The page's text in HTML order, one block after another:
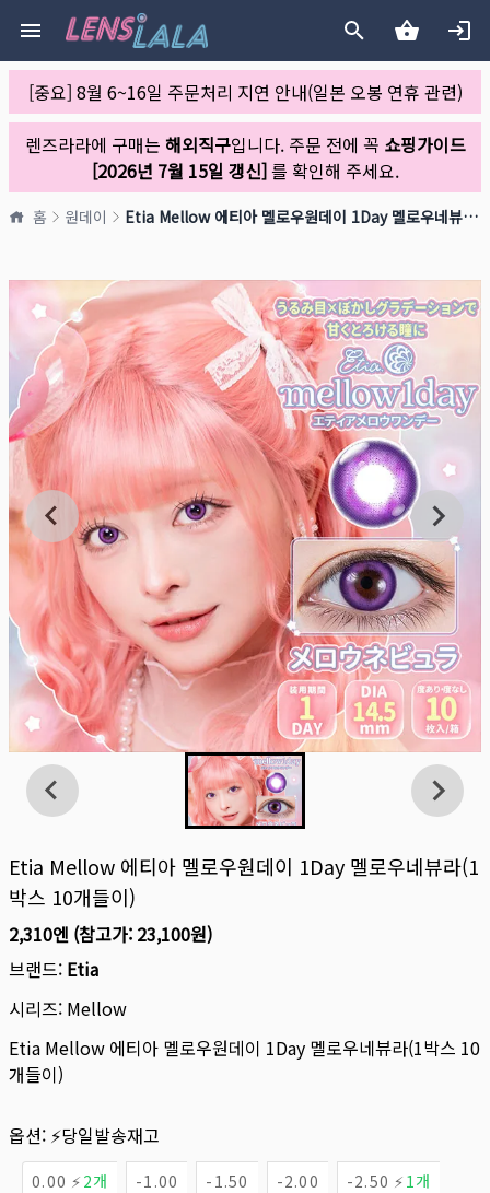
[중요] 8월 6~16일 주문처리 지연 안내(일본 오봉 연휴 관련)
렌즈라라에 구매는 해외직구입니다. 주문 전에 꼭 쇼핑가이드
[2026년 7월 15일 갱신]를 확인해 주세요.
홈 원데이 Etia Mellow 에티아 멜로우원데이 1Day 멜로우네뷰라(1박스 10개들이)
Etia Mellow 에티아 멜로우원데이 1Day 멜로우네뷰라(1
박스 10개들이)
2,310엔 (참고가: 23,100원)
브랜드: Etia
시리즈: Mellow
Etia Mellow 에티아 멜로우원데이 1Day 멜로우네뷰라(1박스 10
개들이)
옵션: ⚡당일발송재고
0.00 ⚡ 2개 -1.00 -1.50 -2.00 -2.50 ⚡ 1개